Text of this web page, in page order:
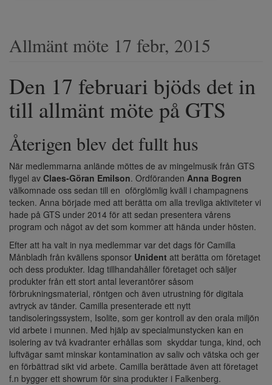
Allmänt möte 17 febr, 2015
Den 17 februari bjöds det in
till allmänt möte på GTS
Återigen blev det fullt hus
När medlemmarna anlände möttes de av mingelmusik från GTS
flygel av Claes-Göran Emilson. Ordföranden Anna Bogren
välkomnade oss sedan till en oförglömlig kväll i champagnens
tecken. Anna började med att berätta om alla trevliga aktiviteter vi
hade på GTS under 2014 för att sedan presentera vårens
program och något av det som kommer att hända under hösten.
Efter att ha valt in nya medlemmar var det dags för Camilla
Månbladh från kvällens sponsor Unident att berätta om företaget
och dess produkter. Idag tillhandahåller företaget och säljer
produkter från ett stort antal leverantörer såsom
förbrukningsmaterial, röntgen och även utrustning för digitala
avtryck av tänder. Camilla presenterade ett nytt
tandisoleringssystem, Isolite, som ger kontroll av den orala miljön
vid arbete i munnen. Med hjälp av specialmunstycken kan en
isolering av två kvadranter erhållas som skyddar tunga, kind, och
luftvägar samt minskar kontamination av saliv och vätska och ger
en förbättrad sikt vid arbete. Camilla berättade även att företaget
f.n bygger ett showrum för sina produkter i Falkenberg.